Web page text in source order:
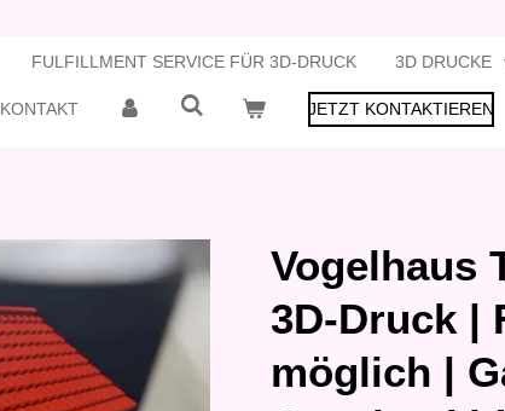
FULFILLMENT SERVICE FÜR 3D-DRUCK 3D DRUCKE
KONTAKT JETZT KONTAKTIEREN
Vogelhaus
3D-Druck |
möglich |